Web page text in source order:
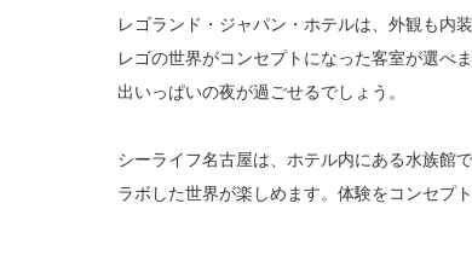
レゴランド・ジャパン・ホテルは、外観も内
レゴの世界がコンセプトになった客室が選べ
出いっぱいの夜が過ごせるでしょう。
シーライフ名古屋は、ホテル内にある水族館
ラボした世界が楽しめます。体験をコンセプ